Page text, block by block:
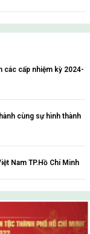
các cấp nhiệm kỳ 2024-
cùng sự hình thành
Nam TP.Hồ Chí Minh